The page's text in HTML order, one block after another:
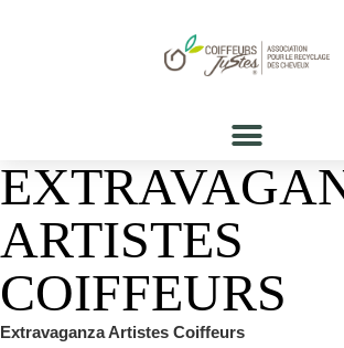
ARTISTES
COIFFEURS
Extravaganza Artistes Coiffeurs